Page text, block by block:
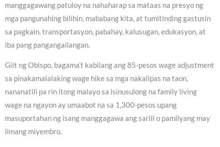
manggagawang patuloy na nahaharap sa mataas na presyo ng
mga pangunahing bilihin, mababang kita, at tumitinding gastusin
sa pagkain, transportasyon, pabahay, kalusugan, edukasyon, at
iba pang pangangailangan.
Giit ng Obispo, bagama’t kabilang ang 85-pesos wage adjustment
sa pinakamalalaking wage hike sa mga nakalipas na taon,
nananatili pa rin itong malayo sa isinusulong na family living
wage na ngayon ay umaabot na sa 1,300-pesos upang
masuportahan ng isang manggagawa ang sarili o pamilyang may
limang miyembro.